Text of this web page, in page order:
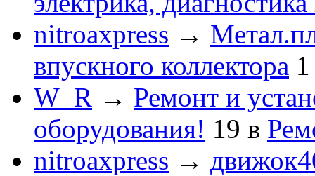
nitroaxpress →
впускного коллектора 1
W_R → Ремонт и
оборудования! 19 в
nitroaxpress →